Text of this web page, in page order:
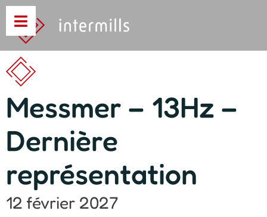
Messmer – 13Hz –
Dernière
représentation
12 février 2027